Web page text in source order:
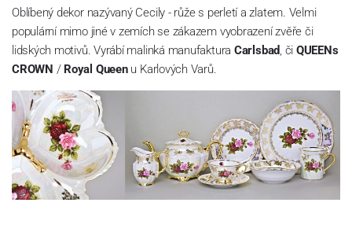
Oblíbený dekor nazývaný Cecily - růže s perletí a zlatem. Velmi
populární mimo jiné v zemích se zákazem vyobrazení zvěře či
lidských motivů. Vyrábí malinká manufaktura Carlsbad, či QUEENs
CROWN / Royal Queenu Karlových Varů.